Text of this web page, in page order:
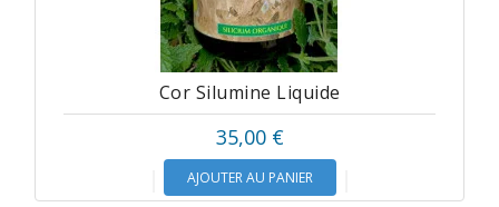
Cor Silumine Liquide
35,00 €
AJOUTER AU PANIER